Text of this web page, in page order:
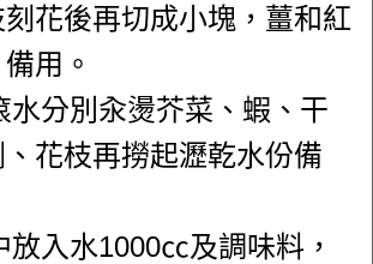
刻花後再切成小塊，薑和紅
用。
水分別汆燙芥菜、蝦、干
、花枝再撈起瀝乾水份備
放入水1000㏄及調味料，